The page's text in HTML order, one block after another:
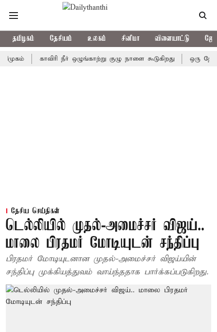
தமிழகம் தேசியம் உலகம் சினிமா விளையாட்டு
காவிரி நீர் ஒழுங்காற்று குழு நாளை கூடுகிறது ஒரு
தேசிய செய்திகள்
டெல்லியில் முதல்-அமைச்சர் விஜய்..
மாலை பிரதமர் மோடியுடன் சந்திப்பு
பிரதமர் மோடியுடனான முதல்-அமைச்சர் விஜய்யின்
சந்திப்பு முக்கியத்துவம் வாய்ந்ததாக பார்க்கப்படுகிறது.